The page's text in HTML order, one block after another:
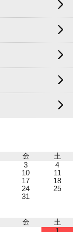
金
土
3
4
10
11
17
18
24
25
31
金
土